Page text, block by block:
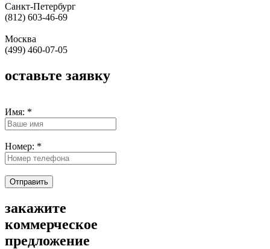
Санкт-Петербург
(812) 603-46-69
Москва
(499) 460-07-05
оставьте заявку
Имя: *
Номер: *
Отправить
закажите
коммерческое
предложение